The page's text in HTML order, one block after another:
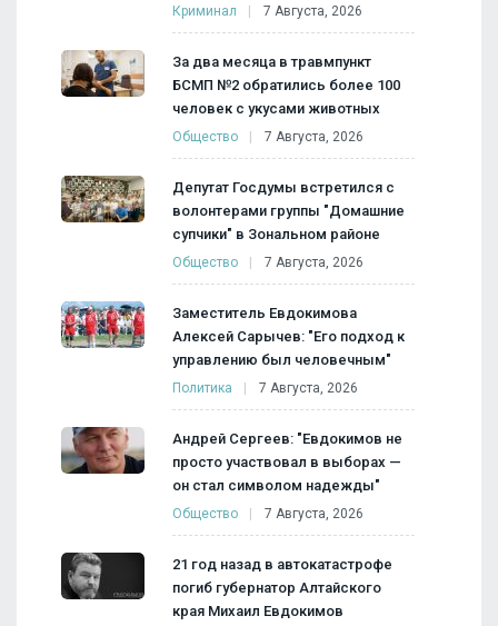
Криминал 7 Августа, 2026
За два месяца в травмпункт
БСМП №2 обратились более 100
человек с укусами животных
Общество 7 Августа, 2026
Депутат Госдумы встретился с
волонтерами группы "Домашние
супчики" в Зональном районе
Общество 7 Августа, 2026
Заместитель Евдокимова
Алексей Сарычев: "Его подход к
управлению был человечным"
Политика 7 Августа, 2026
Андрей Сергеев: "Евдокимов не
просто участвовал в выборах —
он стал символом надежды"
Общество 7 Августа, 2026
21 год назад в автокатастрофе
погиб губернатор Алтайского
края Михаил Евдокимов